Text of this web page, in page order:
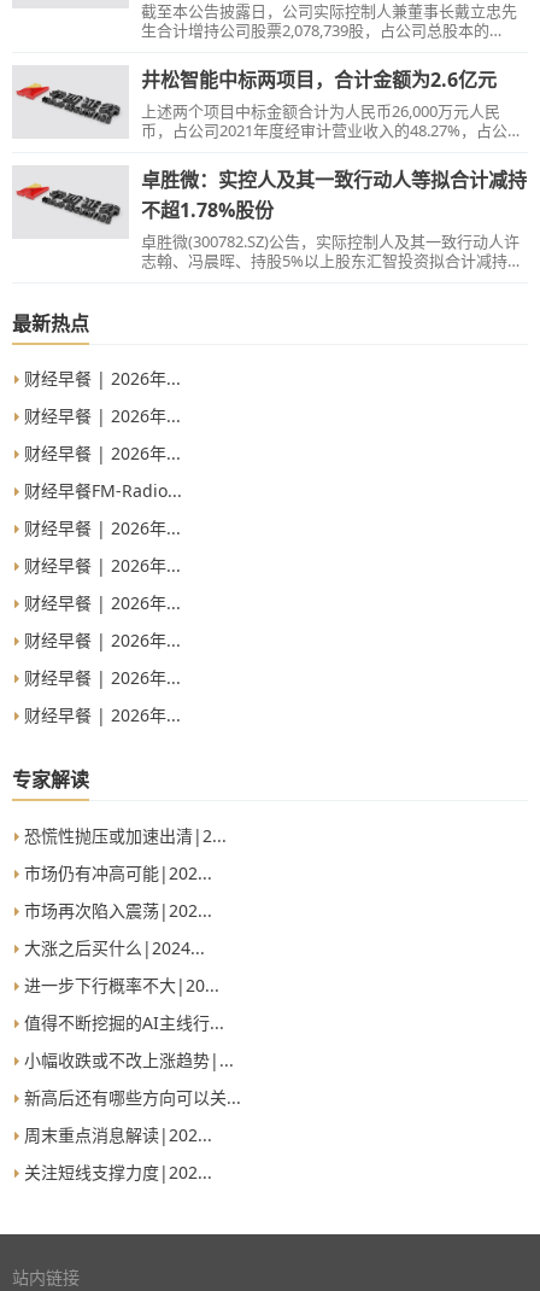
截至本公告披露日，公司实际控制人兼董事长戴立忠先
生合计增持公司股票2,078,739股，占公司总股本的
井松智能中标两项目，合计金额为2.6亿元
上述两个项目中标金额合计为人民币26,000万元人民
币，占公司2021年度经审计营业收入的48.27%，占公司
卓胜微：实控人及其一致行动人等拟合计减持
不超1.78%股份
卓胜微(300782.SZ)公告，实际控制人及其一致行动人许
志翰、冯晨晖、持股5%以上股东汇智投资拟合计减持不
最新热点
财经早餐 | 2026年...
财经早餐 | 2026年...
财经早餐 | 2026年...
财经早餐FM-Radio...
财经早餐 | 2026年...
财经早餐 | 2026年...
财经早餐 | 2026年...
财经早餐 | 2026年...
财经早餐 | 2026年...
财经早餐 | 2026年...
专家解读
恐慌性抛压或加速出清|2...
市场仍有冲高可能|202...
市场再次陷入震荡|202...
大涨之后买什么|2024...
进一步下行概率不大|20...
值得不断挖掘的AI主线行...
小幅收跌或不改上涨趋势|...
新高后还有哪些方向可以关...
周末重点消息解读|202...
关注短线支撑力度|202...
站内链接